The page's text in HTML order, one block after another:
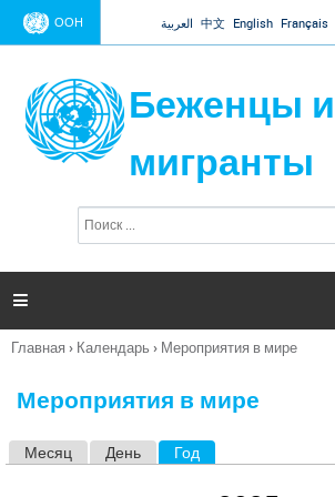
Jump to navigation
ООН العربية 中文 English Français
Беженцы и
мигранты
п
и

Вы
Главная › Календарь › Мероприятия в мире
Мероприятия в мире
Месяц День Год